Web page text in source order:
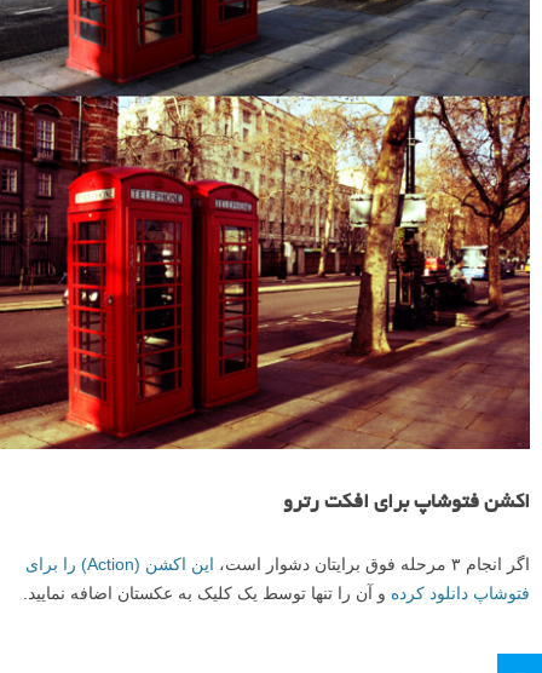
اکشن فتوشاپ برای افکت رترو
اگر انجام ۳ مرحله فوق برایتان دشوار است،
این اکشن (Action) را برای
فتوشاپ دانلود کرده و آن را تنها توسط یک کلیک به عکستان اضافه نمایید.